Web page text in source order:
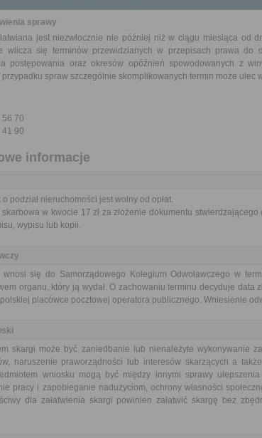
sprawy
jest niezwłocznie nie później niż w ciągu miesiąca od
wlicza się terminów przewidzianych w przepisach prawa do
postępowania oraz okresów opóźnień spowodowanych z
spraw szczególnie skomplikowanych termin może ulec
56 70
41 90
informacje
podział nieruchomości jest wolny od opłat.
skarbowa w kwocie 17 zł za złożenie dokumentu
wypisu lub kopii.
wnosi się do Samorządowego Kolegium Odwoławczego w
organu, który ją wydał. O zachowaniu terminu decyduje data
placówce pocztowej operatora publicznego. Wniesienie
skargi może być zaniedbanie lub nienależyte wykonywanie
naruszenie praworządności lub interesów skarżących a
wniosku mogą być między innymi sprawy
pracy i zapobieganie nadużyciom, ochrony własności
dla załatwienia skargi powinien załatwić skargę bez